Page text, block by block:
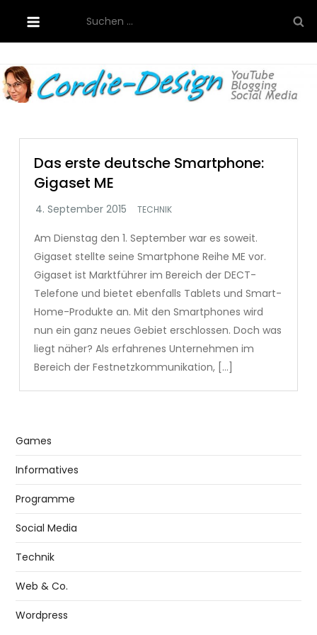
content
nach:
Cordie-Design
Das erste deutsche Smartphone:
Gigaset ME
TECHNIK
Am Dienstag den 1. September war es soweit.
Gigaset stellte seine Smartphone Reihe ME vor.
Gigaset ist Marktführer im Bereich der DECT-
Telefone und bietet ebenfalls Tablets und Smart-
Home-Produkte an. Mit den Smartphones wird
nun ein ganz neues Gebiet erschlossen. Doch was
liegt näher? Als erfahrenes Unternehmen im
Bereich der Festnetzkommunikation, […]
Games
Informatives
Programme
Social Media
Technik
Web & Co.
Wordpress